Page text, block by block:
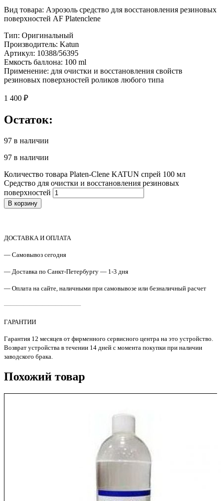
Вид товара: Аэрозоль средство для восстановления резиновых
поверхностей AF Platenclene
Тип: Оригинальный
Производитель: Katun
Артикул: 10388/56395
Емкость баллона: 100 ml
Применение: для очистки и восстановления свойств
резиновых поверхностей роликов любого типа
1 400 ₽
Остаток:
97 в наличии
97 в наличии
Количество товара Platen-Clene KATUN спрей 100 мл
Средство для очистки и восстановления резиновых
поверхностей
В корзину
ДОСТАВКА И ОПЛАТА
— Самовывоз сегодня
— Доставка по Санкт-Петербургу — 1-3 дня
— Оплата на сайте, наличными при самовывозе или безналичный расчет
————————————
ГАРАНТИИ
Гарантия 12 месяцев от фирменного сервисного центра на это устройство.
Возврат устройства в течении 14 дней с момента покупки при наличии
заводского брака.
Похожий товар